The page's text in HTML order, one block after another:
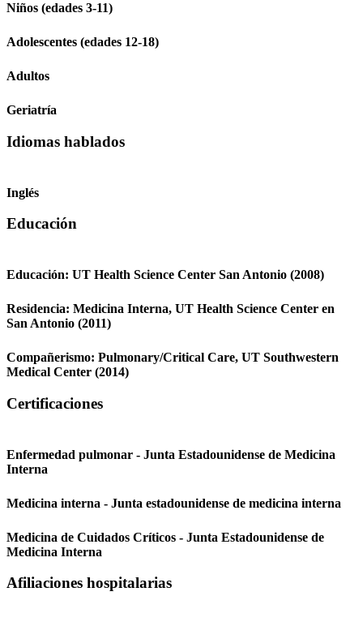
Niños (edades 3-11)
Adolescentes (edades 12-18)
Adultos
Geriatría
Idiomas hablados
Inglés
Educación
Educación: UT Health Science Center San Antonio (2008)
Residencia: Medicina Interna, UT Health Science Center en
San Antonio (2011)
Compañerismo: Pulmonary/Critical Care, UT Southwestern
Medical Center (2014)
Certificaciones
Enfermedad pulmonar - Junta Estadounidense de Medicina
Interna
Medicina interna - Junta estadounidense de medicina interna
Medicina de Cuidados Críticos - Junta Estadounidense de
Medicina Interna
Afiliaciones hospitalarias